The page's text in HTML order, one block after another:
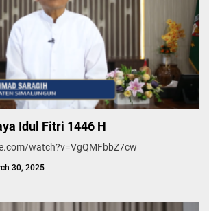
Idul Fitri 1446 H
watch?v=VgQMFbbZ7cw
30, 2025